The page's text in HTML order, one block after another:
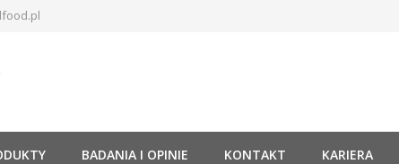
BADANIA I OPINIE KONTAKT KARIERA